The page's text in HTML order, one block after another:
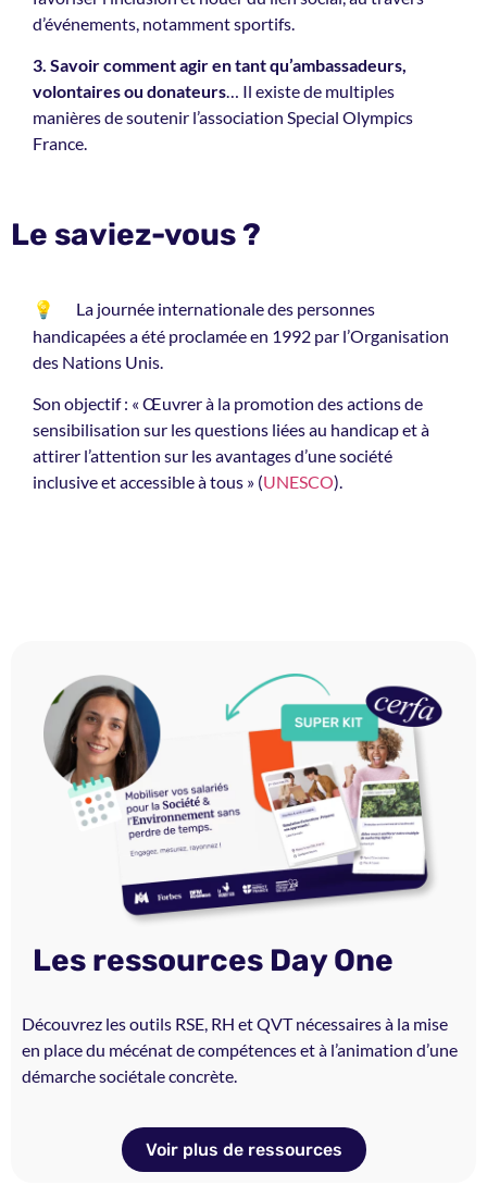
d’événements, notamment sportifs.
3. Savoir comment agir en tant qu’ambassadeurs,
volontaires ou donateurs… Il existe de multiples
manières de soutenir l’association Special Olympics
France.
Le saviez-vous ?
💡 La journée internationale des personnes
handicapées a été proclamée en 1992 par l’Organisation
des Nations Unis.
Son objectif : « Œuvrer à la promotion des actions de
sensibilisation sur les questions liées au handicap et à
attirer l’attention sur les avantages d’une société
inclusive et accessible à tous » (UNESCO).
Les ressources Day One
Découvrez les outils RSE, RH et QVT nécessaires à la mise
en place du mécénat de compétences et à l’animation d’une
démarche sociétale concrète.
Voir plus de ressources